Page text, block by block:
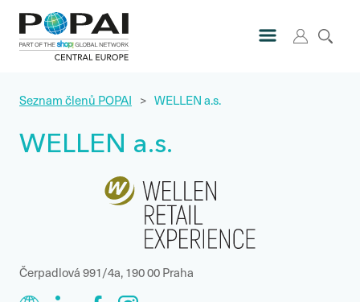
Seznam členů POPAI > WELLEN a.s.
WELLEN a.s.
Čerpadlová 991/4a, 190 00 Praha